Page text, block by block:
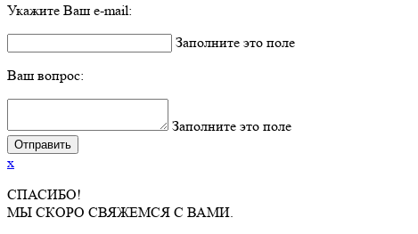
Укажите Ваш e-mail:
Заполните это поле
Ваш вопрос:
Заполните это поле
x
СПАСИБО!
МЫ СКОРО СВЯЖЕМСЯ С ВАМИ.